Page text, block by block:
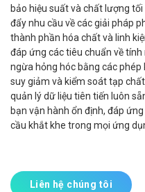
bảo hiệu suất và chất lượng
đẩy nhu cầu về các giải pháp
thành phần hóa chất và linh
đáp ứng các tiêu chuẩn về
ngừa hỏng hóc bằng các
suy giảm và kiểm soát tạp
quản lý dữ liệu tiên tiến luôn
bạn vận hành ổn định, đáp
cầu khắt khe trong mọi ứng
Liên hệ chúng tôi